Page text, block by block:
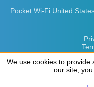
Pocket Wi-Fi United
We use cookies to provide
our site,
We use cookies to provide
our site,